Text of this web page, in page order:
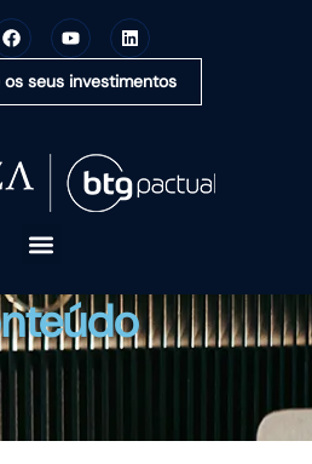
os seus investimentos
CAPITAL
CARTEIRA